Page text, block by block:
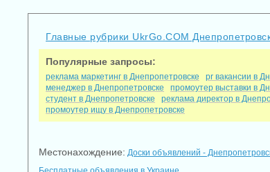
Главные рубрики UkrGo.COM
Популярные запросы:
реклама маркетинг в Днепропетровске pr вакансии в
менеджер в Днепропетровске
промоутер выставки в
студент в Днепропетровске
реклама директор в
промоутер ищу в Днепропетровске
Местонахождение: Доски объявлений -